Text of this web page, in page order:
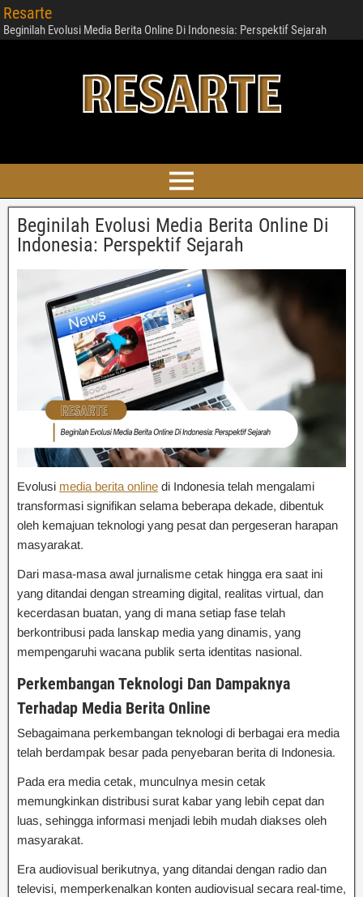
Resarte
Beginilah Evolusi Media Berita Online Di Indonesia: Perspektif Sejarah
Beginilah Evolusi Media Berita Online Di
Indonesia: Perspektif Sejarah
Evolusi media berita online di Indonesia telah mengalami
transformasi signifikan selama beberapa dekade, dibentuk
oleh kemajuan teknologi yang pesat dan pergeseran harapan
masyarakat.
Dari masa-masa awal jurnalisme cetak hingga era saat ini
yang ditandai dengan streaming digital, realitas virtual, dan
kecerdasan buatan, yang di mana setiap fase telah
berkontribusi pada lanskap media yang dinamis, yang
mempengaruhi wacana publik serta identitas nasional.
Perkembangan Teknologi Dan Dampaknya
Terhadap Media Berita Online
Sebagaimana perkembangan teknologi di berbagai era media
telah berdampak besar pada penyebaran berita di Indonesia.
Pada era media cetak, munculnya mesin cetak
memungkinkan distribusi surat kabar yang lebih cepat dan
luas, sehingga informasi menjadi lebih mudah diakses oleh
masyarakat.
Era audiovisual berikutnya, yang ditandai dengan radio dan
televisi, memperkenalkan konten audiovisual secara real-time,